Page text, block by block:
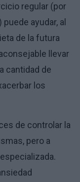
regular (por
ayudar, al
de la futura
llevar
cantidad de
los
de controlar la
pero a